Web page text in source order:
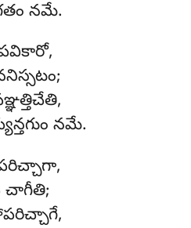
నమే.
నమే.
చాగీతి;